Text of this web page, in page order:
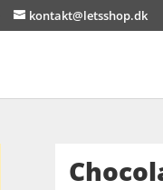
kontakt@letsshop.dk